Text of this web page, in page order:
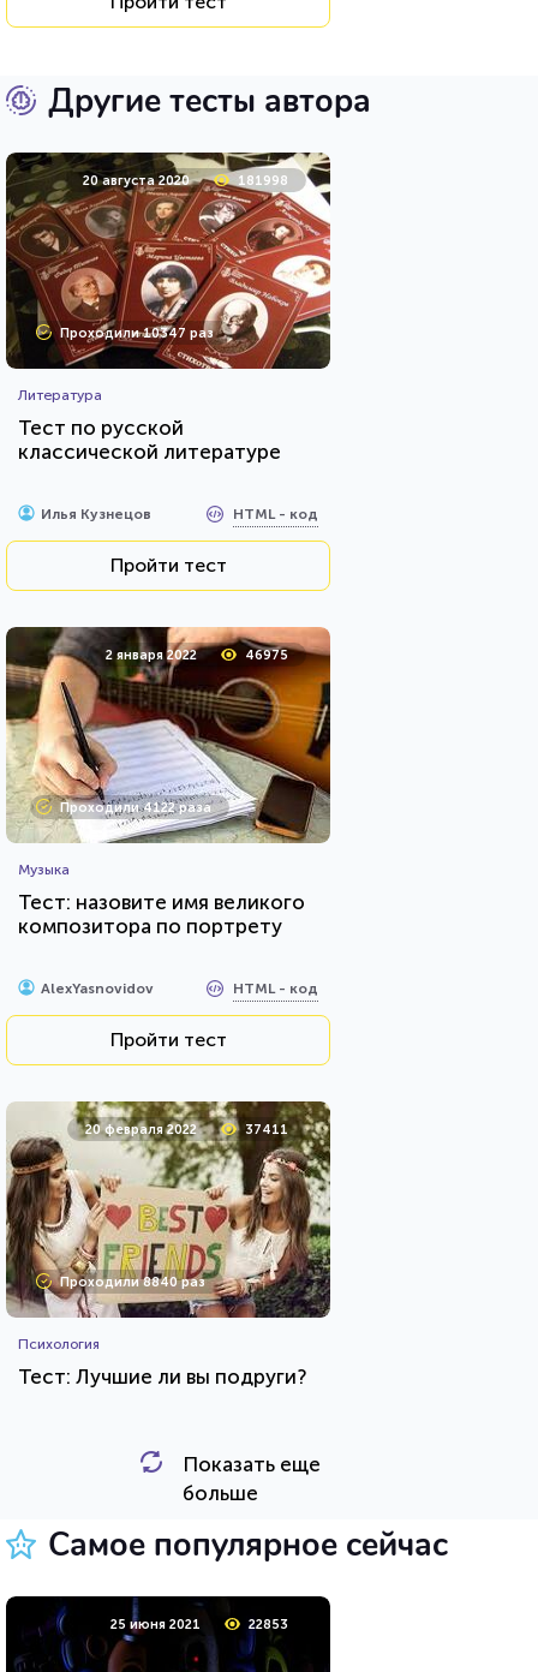
Другие тесты автора
20 августа 2020 181998
Проходили 10347 раз
Литература
Тест по русской
классической литературе
Илья Кузнецов HTML - код
Пройти тест
2 января 2022 46975
Проходили 4122 раза
Музыка
Тест: назовите имя великого
композитора по портрету
AlexYasnovidov HTML - код
Пройти тест
20 февраля 2022 37411
Проходили 8840 раз
Психология
Тест: Лучшие ли вы подруги?
HTML - код
12 сентября 2020
Показать еще
больше
Самое популярное сейчас
25 июня 2021 22853